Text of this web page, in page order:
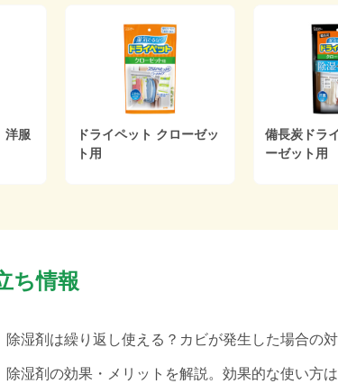
備長炭ドライペット くつ
備長炭ドライペ
ち情報
除湿剤は繰り返し使える？カビが発生した場合の
除湿剤の効果・メリットを解説。効果的な使い方は